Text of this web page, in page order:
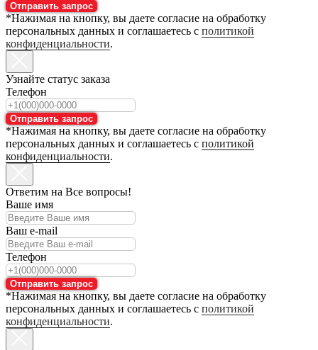
Отправить запрос
*Нажимая на кнопку, вы даете согласие на обработку
персональных данных и соглашаетесь с политикой
конфиденциальности.
Узнайте статус заказа
Телефон
Отправить запрос
*Нажимая на кнопку, вы даете согласие на обработку
персональных данных и соглашаетесь с политикой
конфиденциальности.
Ответим на Все вопросы!
Ваше имя
Ваш e-mail
Телефон
Отправить запрос
*Нажимая на кнопку, вы даете согласие на обработку
персональных данных и соглашаетесь с политикой
конфиденциальности.